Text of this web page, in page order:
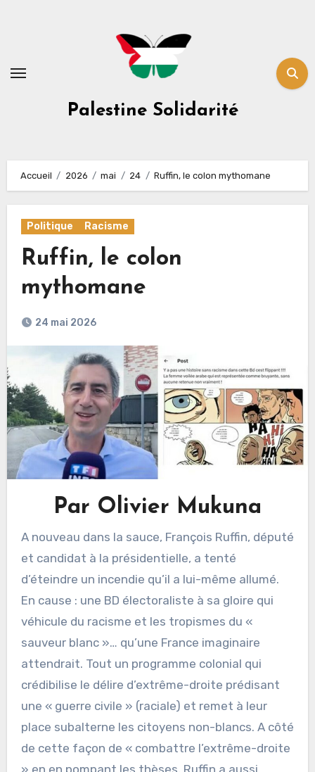
Palestine Solidarité
Accueil 2026 mai 24 Ruffin, le colon mythomane
Politique Racisme
Ruffin, le colon
mythomane
24 mai 2026
Par Olivier Mukuna
A nouveau dans la sauce, François Ruffin, député
et candidat à la présidentielle, a tenté
d’éteindre un incendie qu’il a lui-même allumé.
En cause : une BD électoraliste à sa gloire qui
véhicule du racisme et les tropismes du «
sauveur blanc »… qu’une France imaginaire
attendrait. Tout un programme colonial qui
crédibilise le délire d’extrême-droite prédisant
une « guerre civile » (raciale) et remet à leur
place subalterne les citoyens non-blancs. A côté
de cette façon de « combattre l’extrême-droite